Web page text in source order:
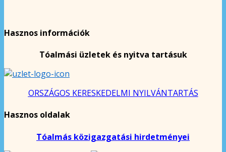
Hasznos információk
Tóalmási üzletek és nyitva tartásuk
ORSZÁGOS KERESKEDELMI NYILVÁNTARTÁS
Hasznos oldalak
Tóalmás közigazgatási hirdetményei